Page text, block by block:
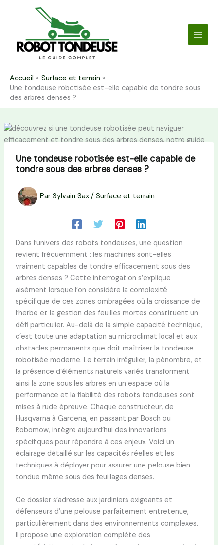
Accueil
Surface et terrain
Une tondeuse robotisée est-elle capable de tondre sous
des arbres denses ?
Une tondeuse robotisée est-elle capable de
tondre sous des arbres denses ?
Par Sylvain Sax / Surface et terrain
Dans l’univers des robots tondeuses, une question
revient fréquemment : les machines sont-elles
vraiment capables de tondre efficacement sous des
arbres denses ? Cette interrogation s’explique
aisément lorsque l’on considère la complexité
spécifique de ces zones ombragées où la croissance de
l’herbe et la gestion des feuilles mortes constituent un
défi particulier. Au-delà de la simple capacité technique,
c’est toute une adaptation au microclimat local et aux
obstacles permanents que doit maîtriser la tondeuse
robotisée moderne. Le terrain irrégulier, la pénombre, et
la présence d’éléments naturels variés transforment
ainsi la zone sous les arbres en un espace où la
performance et la fiabilité des robots tondeuses sont
mises à rude épreuve. Chaque constructeur, de
Husqvarna à Gardena, en passant par Bosch ou
Robomow, intègre aujourd’hui des innovations
spécifiques pour répondre à ces enjeux. Voici un
éclairage détaillé sur les capacités réelles et les
techniques à déployer pour assurer une pelouse bien
tondue même sous des feuillages denses.
Ce dossier s’adresse aux jardiniers exigeants et
défenseurs d’une pelouse parfaitement entretenue,
particulièrement dans des environnements complexes.
Il propose une exploration complète des